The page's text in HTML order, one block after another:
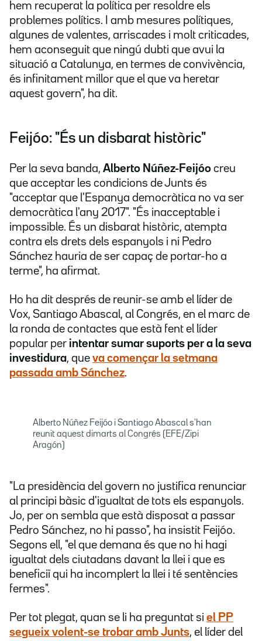
hem recuperat la política per resoldre els
problemes polítics. I amb mesures polítiques,
algunes de valentes, arriscades i molt criticades,
hem aconseguit que ningú dubti que avui la
situació a Catalunya, en termes de convivència,
és infinitament millor que el que va heretar
aquest govern", ha dit.
Feijóo: "És un disbarat històric"
Per la seva banda, Alberto Núñez-Feijóo creu
que acceptar les condicions de Junts és
"acceptar que l'Espanya democràtica no va ser
democràtica l'any 2017". "És inacceptable i
impossible. És un disbarat històric, atempta
contra els drets dels espanyols i ni Pedro
Sánchez hauria de ser capaç de portar-ho a
terme", ha afirmat.
Ho ha dit després de reunir-se amb el líder de
Vox, Santiago Abascal, al Congrés, en el marc de
la ronda de contactes que està fent el líder
popular per intentar sumar suports per a la seva
investidura, que va començar la setmana
passada amb Sánchez.
Alberto Núñez Feijóo i Santiago Abascal s'han
reunit aquest dimarts al Congrés (EFE/Zipi
Aragón)
"La presidència del govern no justifica renunciar
al principi bàsic d'igualtat de tots els espanyols.
Jo, per on sembla que està disposat a passar
Pedro Sánchez, no hi passo", ha insistit Feijóo.
Segons ell, "el que demana és que no hi hagi
igualtat dels ciutadans davant la llei i que es
beneficiï qui ha incomplert la llei i té sentències
fermes".
Per tot plegat, quan se li ha preguntat si el PP
segueix volent-se trobar amb Junts, el líder del